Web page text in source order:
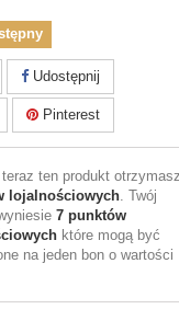
Udostępnij
Pinterest
teraz ten produkt otrzymasz
lojalnościowych. Twój
7 punktów
które mogą być
na jeden bon o wartości